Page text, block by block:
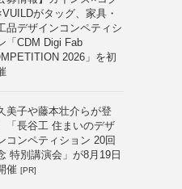
がタッグ、家具・
品デザインコンペティシ
「CDM Digi Fab
2026」を初
美子や藤本壮介らが登
「長谷工 住まいのデザ
コンペティション 20回
特別講演会」が8月19日
催 [PR]